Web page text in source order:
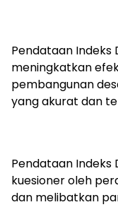
Pendataan Indeks
meningkatkan
pembangunan
yang akurat dan
Pendataan Indeks
kuesioner oleh
dan melibatkan